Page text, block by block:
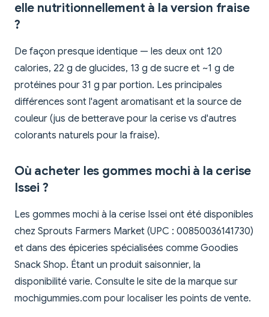
elle nutritionnellement à la version fraise
?
De façon presque identique — les deux ont 120
calories, 22 g de glucides, 13 g de sucre et ~1 g de
protéines pour 31 g par portion. Les principales
différences sont l'agent aromatisant et la source de
couleur (jus de betterave pour la cerise vs d'autres
colorants naturels pour la fraise).
Où acheter les gommes mochi à la cerise
Issei ?
Les gommes mochi à la cerise Issei ont été disponibles
chez Sprouts Farmers Market (UPC : 00850036141730)
et dans des épiceries spécialisées comme Goodies
Snack Shop. Étant un produit saisonnier, la
disponibilité varie. Consulte le site de la marque sur
mochigummies.com pour localiser les points de vente.